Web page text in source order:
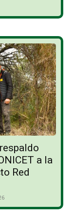
a la
Red